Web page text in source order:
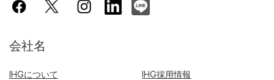
会社名
IHGについて
IHG採用情報